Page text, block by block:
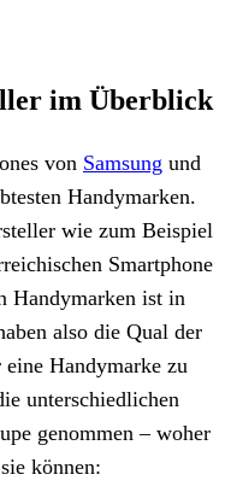
im Überblick
von Samsung und
Handymarken.
wie zum Beispiel
Smartphone
Handymarken ist in
also die Qual der
Handymarke zu
unterschiedlichen
genommen – woher
können: